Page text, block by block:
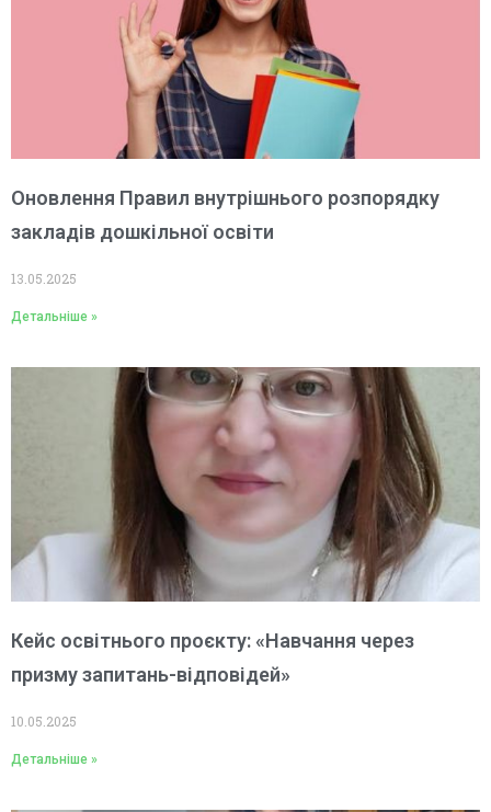
Оновлення Правил внутрішнього розпорядку
закладів дошкільної освіти
13.05.2025
Детальніше »
Кейс освітнього проєкту: «Навчання через
призму запитань-відповідей»
10.05.2025
Детальніше »